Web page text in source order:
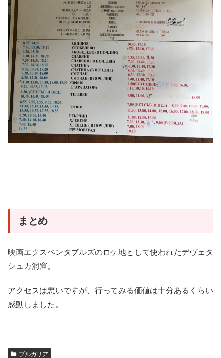
まとめ
映画エクスペンタブルズのロケ地として使われたデヴェタ
シュカ洞窟。
アクセスは悪いですが、行ってみる価値は十分あるくらい
感動しました。
ブルガリア